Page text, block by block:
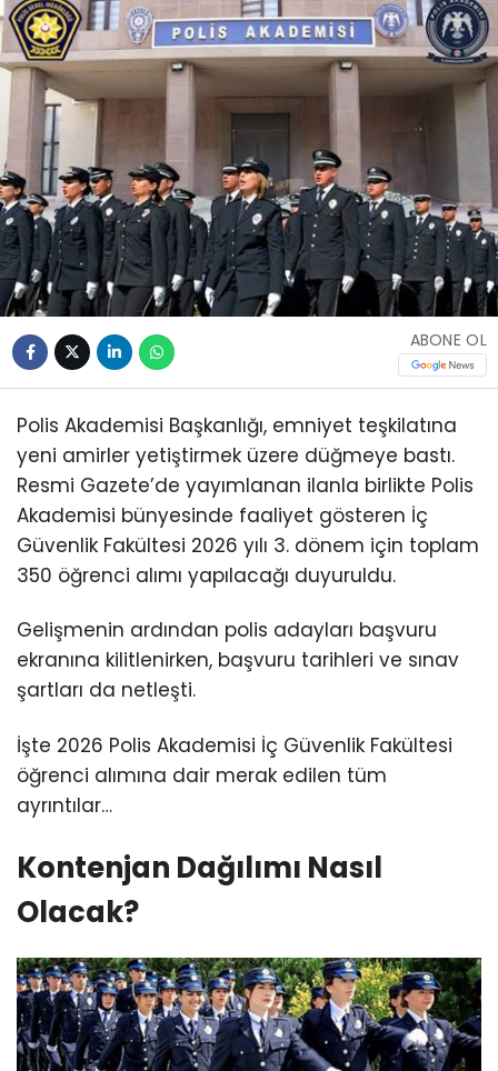
ABONE OL
Polis Akademisi Başkanlığı, emniyet teşkilatına
yeni amirler yetiştirmek üzere düğmeye bastı.
Resmi Gazete’de yayımlanan ilanla birlikte Polis
Akademisi bünyesinde faaliyet gösteren İç
Güvenlik Fakültesi 2026 yılı 3. dönem için toplam
350 öğrenci alımı yapılacağı duyuruldu.
Gelişmenin ardından polis adayları başvuru
ekranına kilitlenirken, başvuru tarihleri ve sınav
şartları da netleşti.
İşte 2026 Polis Akademisi İç Güvenlik Fakültesi
öğrenci alımına dair merak edilen tüm
ayrıntılar…
Kontenjan Dağılımı Nasıl
Olacak?